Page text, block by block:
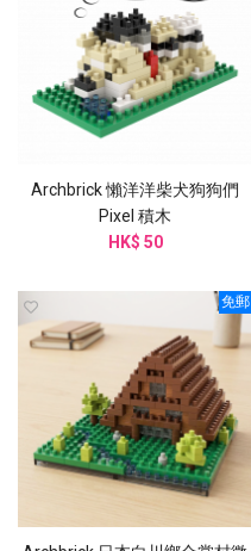
Archbrick 懶洋洋柴犬狗狗們
Pixel 積木
HK$ 50
免郵